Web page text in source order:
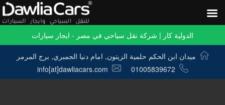
الدولية كار | شركة نقل سياحي في مصر - ايجار سيارات
ميدان ابن الحكم حلمية الزيتون, امام دنيا الجمبري, برج المرمر
01005839672
info[at]dawliacars.com